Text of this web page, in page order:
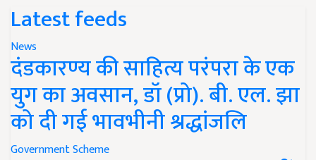
Latest feeds
News
दंडकारण्य की साहित्य परंपरा के एक
युग का अवसान, डॉ (प्रो). बी. एल. झा
को दी गई भावभीनी श्रद्धांजलि
Government Scheme